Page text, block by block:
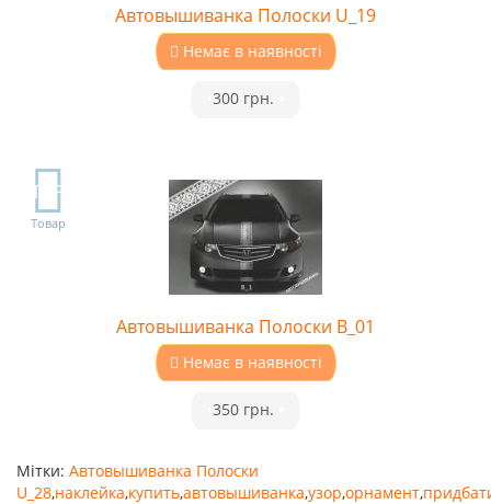
Автовышиванка Полоски U_19
Немає в наявності
300 грн.
TOP
Товар
Автовышиванка Полоски B_01
Немає в наявності
350 грн.
Мітки: Автовышиванка Полоски
U_28,наклейка,купить,автовышиванка,узор,орнамент,